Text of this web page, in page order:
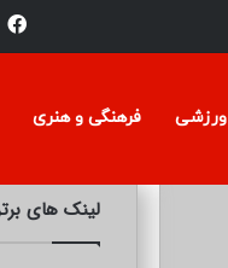
ورزشی فرهنگی و هنری
لینک های